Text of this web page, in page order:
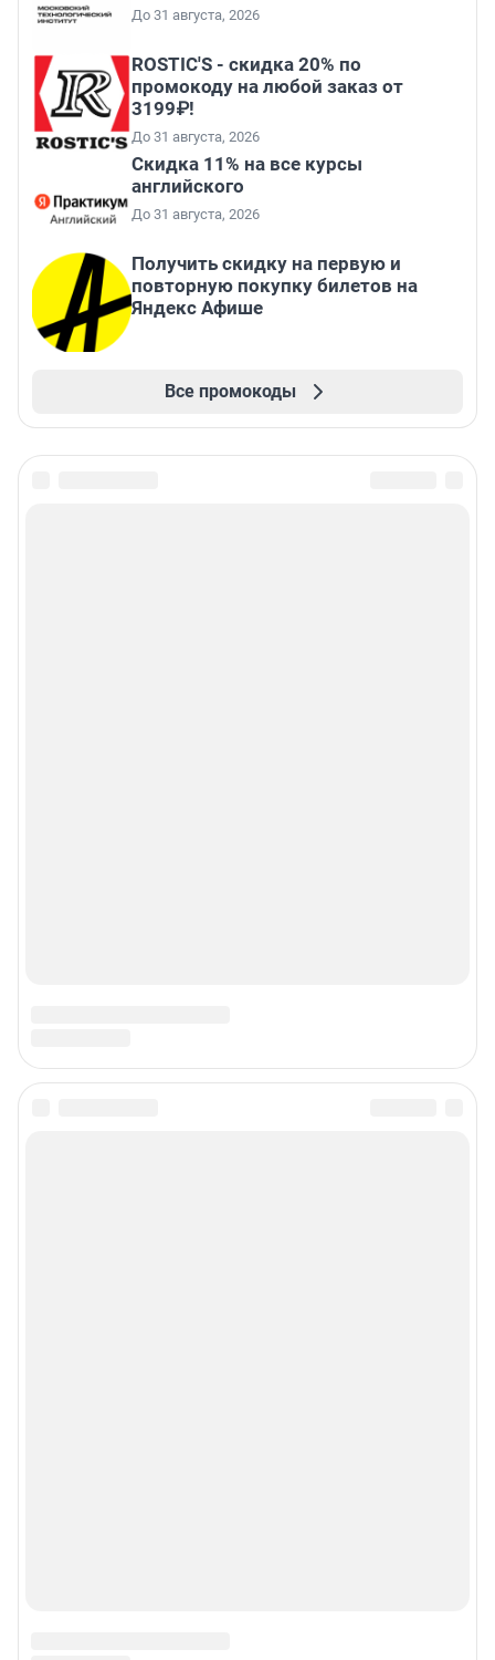
До 31 августа, 2026
ROSTIC'S - скидка 20% по
промокоду на любой заказ от
3199₽!
До 31 августа, 2026
Скидка 11% на все курсы
английского
До 31 августа, 2026
Получить скидку на первую и
повторную покупку билетов на
Яндекс Афише
Все промокоды